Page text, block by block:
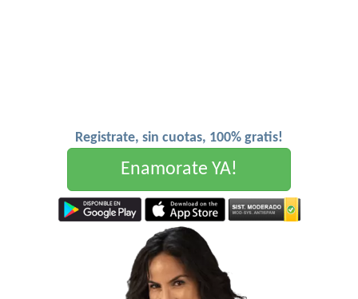
Registrate, sin cuotas, 100% gratis!
Enamorate YA!